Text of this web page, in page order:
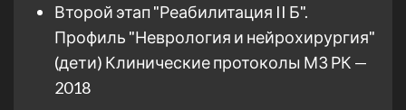
Второй этап "Реабилитация II Б".
Профиль "Неврология и нейрохирургия"
(дети) Клинические протоколы МЗ РК —
2018